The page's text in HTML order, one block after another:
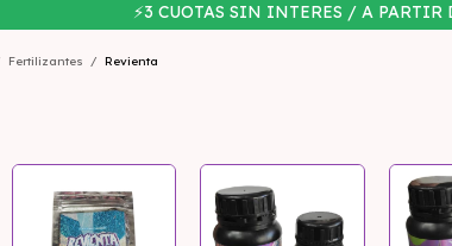
⚡3 CUOTAS SIN INTERES / A
Fertilizantes / Revienta